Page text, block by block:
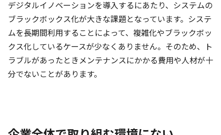
デジタルイノベーションを導入するにあたり、システムの
ブラックボックス化が大きな課題となっています。システ
ムを長期間利用することによって、複雑化やブラックボッ
クス化しているケースが少なくありません。そのため、ト
ラブルがあったときメンテナンスにかかる費用や人材が十
分でないことがあります。